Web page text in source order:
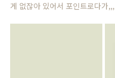
게 없잖아 있어서 포인트로다가,,,